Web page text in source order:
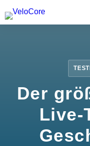
Partnerprogramm
Der
Live-